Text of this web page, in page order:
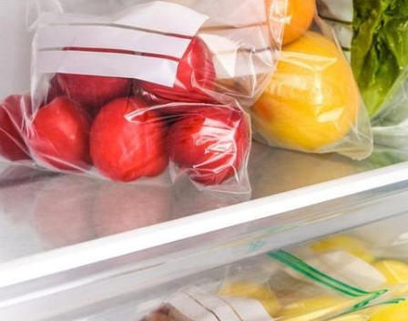
20個裝
送貨詳情
付款方式
日本Imakara保鮮雙重鎖緊密實袋
$15$28